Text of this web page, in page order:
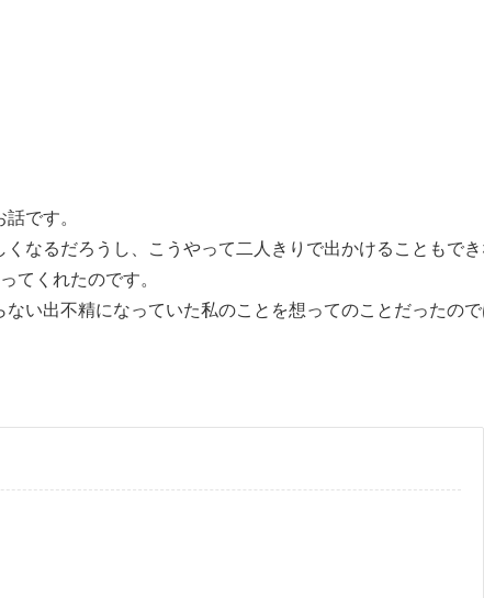
です。
なるだろうし、こうやって二人きりで出かけることもでき
てくれたのです。
い出不精になっていた私のことを想ってのことだったの